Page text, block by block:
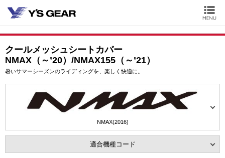
クールメッシュシートカバー
NMAX（～’20）/NMAX155（～’21）
暑いサマーシーズンのライディングを、楽しく快適に。
NMAX(2016)
適合機種コード